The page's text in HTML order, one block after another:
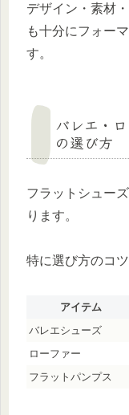
デザイン・素材
も十分にフォー
す。
バレエ・
の選び方
フラットシュー
ります。
特に選び方のコ
アイテム
バレエシューズ
ローファー
フラットパンプス